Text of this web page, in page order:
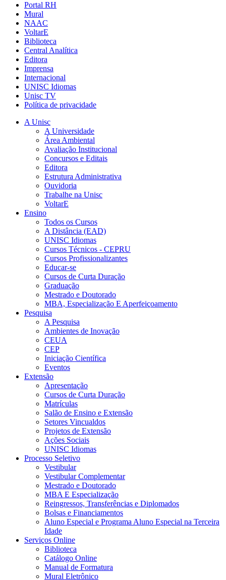
Portal RH
Mural
NAAC
VoltarE
Biblioteca
Central Analítica
Editora
Imprensa
Internacional
UNISC Idiomas
Unisc TV
Política de privacidade
A Unisc
A Universidade
Área Ambiental
Avaliação Institucional
Concursos e Editais
Editora
Estrutura Administrativa
Ouvidoria
Trabalhe na Unisc
VoltarE
Ensino
Todos os Cursos
A Distância (EAD)
UNISC Idiomas
Cursos Técnicos - CEPRU
Cursos Profissionalizantes
Educar-se
Cursos de Curta Duração
Graduação
Mestrado e Doutorado
MBA, Especialização E Aperfeiçoamento
Pesquisa
A Pesquisa
Ambientes de Inovação
CEUA
CEP
Iniciação Científica
Eventos
Extensão
Apresentação
Cursos de Curta Duração
Matrículas
Salão de Ensino e Extensão
Setores Vincualdos
Projetos de Extensão
Ações Sociais
UNISC Idiomas
Processo Seletivo
Vestibular
Vestibular Complementar
Mestrado e Doutorado
MBA E Especialização
Reingressos, Transferências e Diplomados
Bolsas e Financiamentos
Aluno Especial e Programa Aluno Especial na Terceira
Idade
Serviços Online
Biblioteca
Catálogo Online
Manual de Formatura
Mural Eletrônico